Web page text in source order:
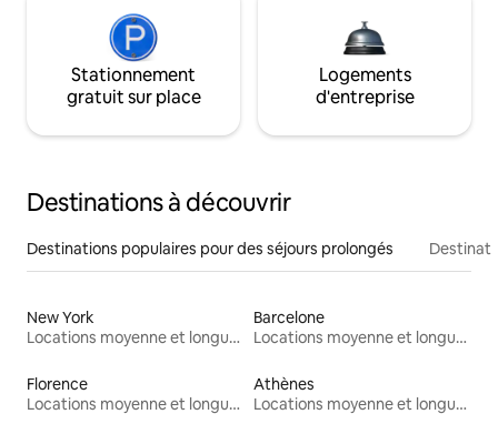
Stationnement
gratuit sur place
Logements
d'entreprise
Destinations à découvrir
Destinations populaires pour des séjours prolongés
New York
Locations moyenne et longue durée
Barcelone
Locations moyenne et longue durée
Florence
Locations moyenne et longue durée
Athènes
Locations moyenne et longue durée